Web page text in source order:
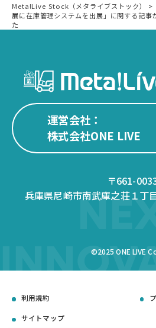
Meta!Live Stock（メタライブストック） >
展に在庫管理システムを出展」に関する記
た
運営会社：
株式会社ONE LIVE
〒661-
兵庫県尼崎市南武庫之荘１丁
©2025 ONE LIVE
利用規約
サイトマップ